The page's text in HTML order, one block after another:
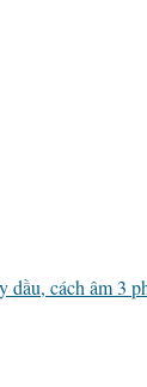
dầu, cách âm 3